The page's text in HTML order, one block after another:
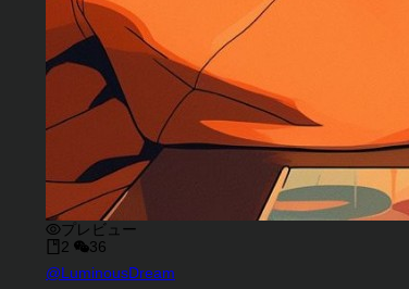
プレビュー
2
36
キャラクタークリエイター
@LuminousDream